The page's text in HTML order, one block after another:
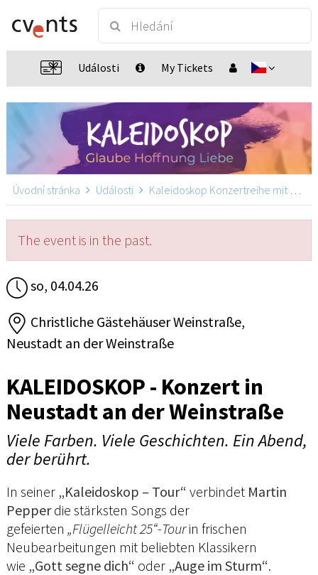
Události My Tickets
Úvodní stránka Události Kaleidoskop Konzertreihe mit Martin Pepper
The event is in the past.
so, 04.04.26
Christliche Gästehäuser Weinstraße,
Neustadt an der Weinstraße
KALEIDOSKOP - Konzert in
Neustadt an der Weinstraße
Viele Farben. Viele Geschichten. Ein Abend,
der berührt.
In seiner „Kaleidoskop – Tour“ verbindet Martin
Pepperdie stärksten Songs der
gefeierten „Flügelleicht 25“-Tourin frischen
Neubearbeitungen mit beliebten Klassikern
wie „Gott segne dich“ oder „Auge im Sturm“.